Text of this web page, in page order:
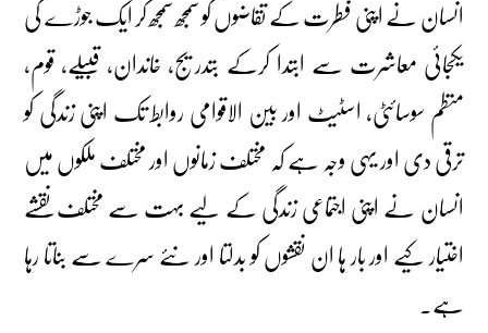
انسان نے اپنی فطرت کے تقاضوں کو سمجھ سمجھ کر ایک جوڑے کی
یکجائی معاشرت سے ابتدا کرکے بتدریج، خاندان، قبیلے، قوم،
منظم سوسائٹی، اسٹیٹ اور بین الاقوامی روابط تک اپنی زندگی کو
ترقی دی اور یہی وجہ ہے کہ مختلف زمانوں اور مختلف ملکوں میں
انسان نے اپنی اجتماعی زندگی کے لیے بہت سے مختلف نقشے
اختیار کیے اور بار ہا ان نقشوں کو بدلتا اور نئے سرے سے بناتا رہا
ہے۔